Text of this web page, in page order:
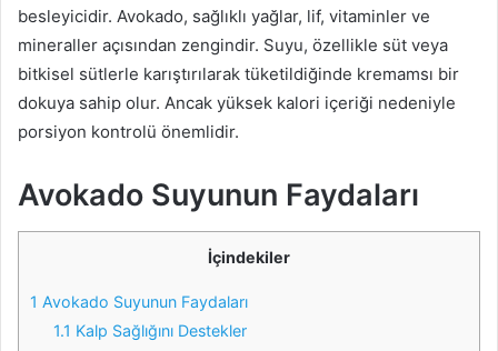
besleyicidir. Avokado, sağlıklı yağlar, lif, vitaminler ve
mineraller açısından zengindir. Suyu, özellikle süt veya
bitkisel sütlerle karıştırılarak tüketildiğinde kremamsı bir
dokuya sahip olur. Ancak yüksek kalori içeriği nedeniyle
porsiyon kontrolü önemlidir.
Avokado Suyunun Faydaları
İçindekiler
1 Avokado Suyunun Faydaları
1.1 Kalp Sağlığını Destekler